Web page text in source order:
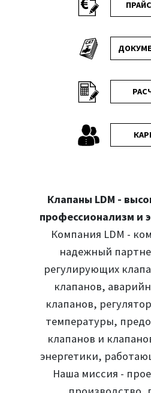
Клапаны LDM -
профессионализм и
Компания LDM -
надежный
регулирующих
клапанов,
клапанов,
температуры,
клапанов и
энергетики,
Наша миссия -